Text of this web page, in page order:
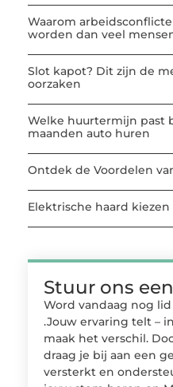
Waarom
worden dan veel
Slot kapot? Dit zijn de
oorzaken
Welke huurtermijn past
maanden auto huren
Ontdek de Voordelen
Elektrische haard
Stuur ons
Word vandaag nog
.Jouw ervaring telt –
maak het verschil.
draag je bij aan een
versterkt en